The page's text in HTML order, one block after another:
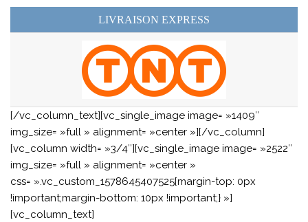
LIVRAISON EXPRESS
[/vc_column_text][vc_single_image image= »1409″
img_size= »full » alignment= »center »][/vc_column]
[vc_column width= »3/4″][vc_single_image image= »2522″
img_size= »full » alignment= »center »
css= ».vc_custom_1578645407525{margin-top: 0px
!important;margin-bottom: 10px !important;} »]
[vc_column_text]